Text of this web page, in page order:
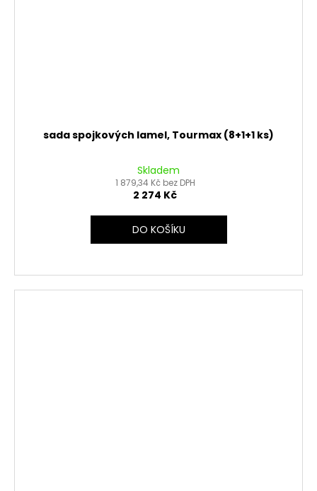
sada spojkových lamel, Tourmax (8+1+1 ks)
Skladem
1 879,34 Kč bez DPH
2 274 Kč
DO KOŠÍKU